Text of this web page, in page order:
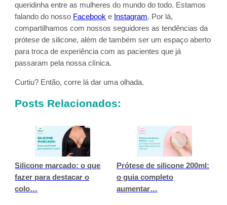
queridinha entre as mulheres do mundo do todo. Estamos
falando do nosso Facebook e Instagram. Por lá,
compartilhamos com nossos seguidores as tendências da
prótese de silicone, além de também ser um espaço aberto
para troca de experiência com as pacientes que já
passaram pela nossa clínica.
Curtiu? Então, corre lá dar uma olhada.
Posts Relacionados:
Silicone marcado: o que
fazer para destacar o
colo…
Prótese de silicone 200ml:
o guia completo
aumentar…